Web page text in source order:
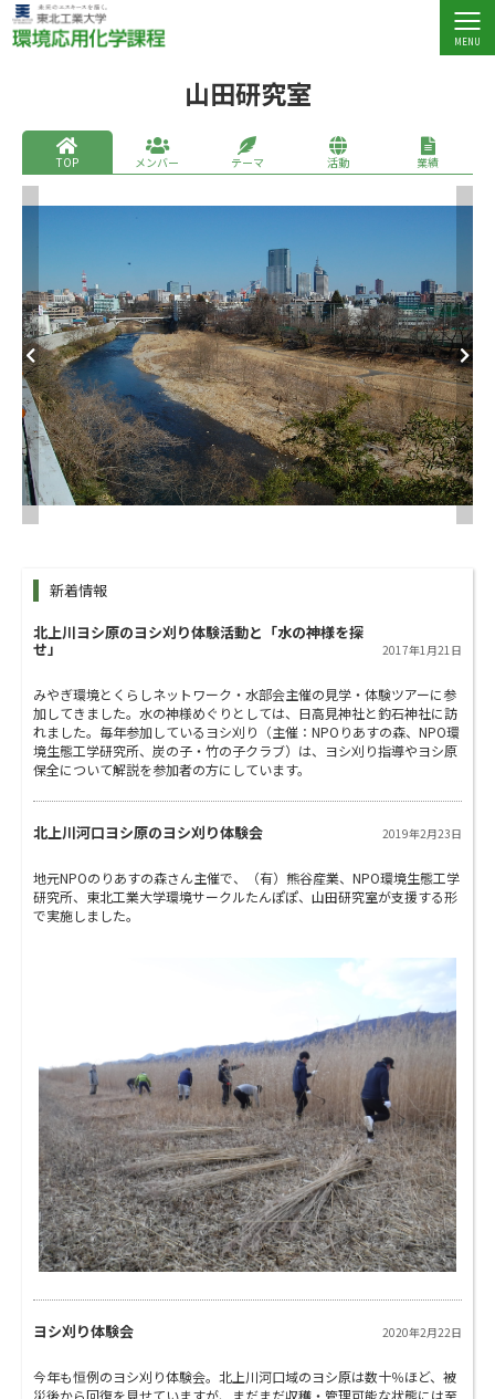
山田研究室
TOP メンバー テーマ 活動 業績
新着情報
北上川ヨシ原のヨシ刈り体験活動と「水の神様を探
せ」 2017年1月21日
みやぎ環境とくらしネットワーク・水部会主催の見学・体験ツアーに参
加してきました。水の神様めぐりとしては、日高見神社と釣石神社に訪
れました。毎年参加しているヨシ刈り（主催：NPOりあすの森、NPO環
境生態工学研究所、炭の子・竹の子クラブ）は、ヨシ刈り指導やヨシ原
保全について解説を参加者の方にしています。
北上川河口ヨシ原のヨシ刈り体験会 2019年2月23日
地元NPOのりあすの森さん主催で、（有）熊谷産業、NPO環境生態工学
研究所、東北工業大学環境サークルたんぽぽ、山田研究室が支援する形
で実施しました。
ヨシ刈り体験会 2020年2月22日
今年も恒例のヨシ刈り体験会。北上川河口域のヨシ原は数十％ほど、被
災後から回復を見せていますが、まだまだ収穫・管理可能な状態には至